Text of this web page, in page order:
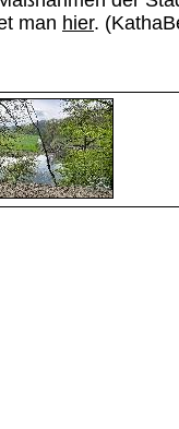
man hier.